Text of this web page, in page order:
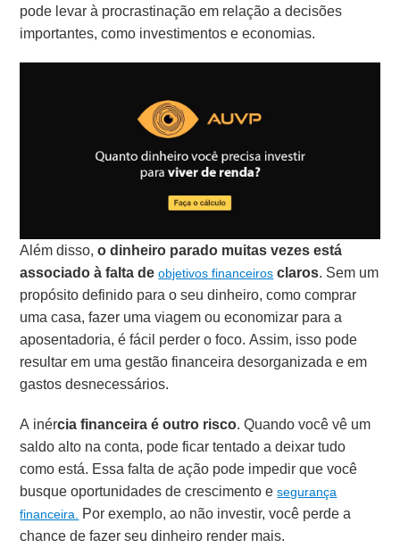
pode levar à procrastinação em relação a decisões
importantes, como investimentos e economias.
Além disso,o dinheiro parado muitas vezes está
associado à falta deobjetivos financeiros claros. Sem um
propósito definido para o seu dinheiro, como comprar
uma casa, fazer uma viagem ou economizar para a
aposentadoria, é fácil perder o foco. Assim, isso pode
resultar em uma gestão financeira desorganizada e em
gastos desnecessários.
A inércia financeira é outro risco. Quando você vê um
saldo alto na conta, pode ficar tentado a deixar tudo
como está. Essa falta de ação pode impedir que você
busque oportunidades de crescimento esegurança
financeira. Por exemplo, ao não investir, você perde a
chance de fazer seu dinheiro render mais.